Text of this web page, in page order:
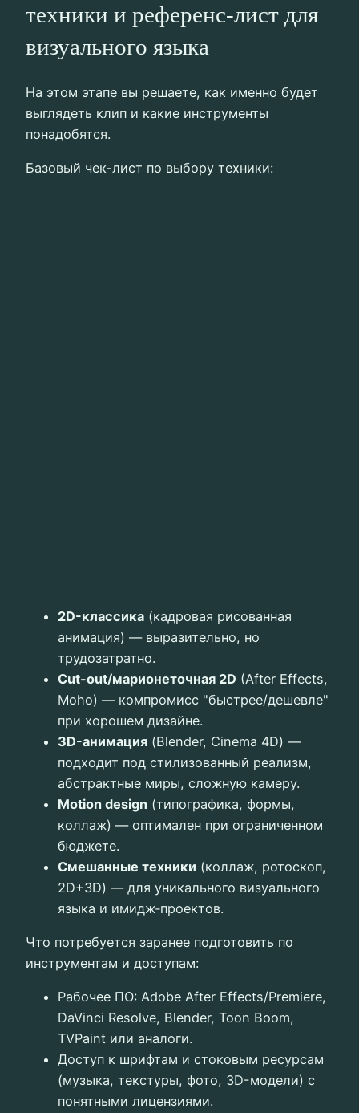
техники и референс-лист для
визуального языка
На этом этапе вы решаете, как именно будет
выглядеть клип и какие инструменты
понадобятся.
Базовый чек-лист по выбору техники:
2D-классика (кадровая рисованная
анимация) — выразительно, но
трудозатратно.
Cut-out/марионеточная 2D (After Effects,
Moho) — компромисс "быстрее/дешевле"
при хорошем дизайне.
3D-анимация (Blender, Cinema 4D) —
подходит под стилизованный реализм,
абстрактные миры, сложную камеру.
Motion design (типографика, формы,
коллаж) — оптимален при ограниченном
бюджете.
Смешанные техники (коллаж, ротоскоп,
2D+3D) — для уникального визуального
языка и имидж‑проектов.
Что потребуется заранее подготовить по
инструментам и доступам:
Рабочее ПО: Adobe After Effects/Premiere,
DaVinci Resolve, Blender, Toon Boom,
TVPaint или аналоги.
Доступ к шрифтам и стоковым ресурсам
(музыка, текстуры, фото, 3D-модели) с
понятными лицензиями.